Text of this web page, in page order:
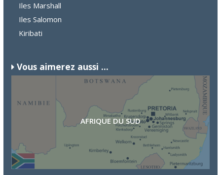
Iles Marshall
Iles Salomon
Kiribati
Vous aimerez aussi ...
AFRIQUE DU SUD